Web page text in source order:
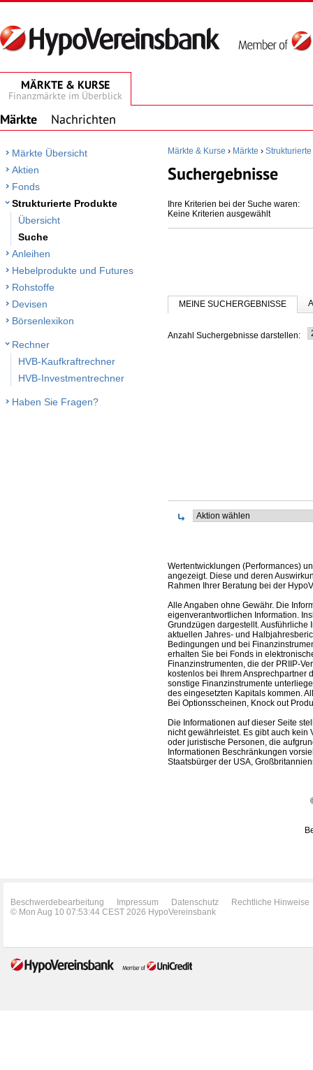
MÄRKTE & KURSE
Finanzmärkte im Überblick
Märkte Nachrichten
Märkte Übersicht
Aktien
Fonds
Strukturierte Produkte
Übersicht
Suche
Anleihen
Hebelprodukte und Futures
Rohstoffe
Devisen
Börsenlexikon
Rechner
HVB-Kaufkraftrechner
HVB-Investmentrechner
Haben Sie Fragen?
Märkte & Kurse › Märkte ›
Suchergebnisse
Ihre Kriterien bei der Suche waren:
Keine Kriterien ausgewählt
MEINE SUCHERGEBNISSE
Anzahl Suchergebnisse darstellen:
Wertentwicklungen (Performances)
angezeigt. Diese und deren
Rahmen Ihrer Beratung bei der
Alle Angaben ohne Gewähr. Die
eigenverantwortlichen Information.
Grundzügen dargestellt.
aktuellen Jahres- und
Bedingungen und bei
erhalten Sie bei Fonds in
Finanzinstrumenten, die der PRIIP-
kostenlos bei Ihrem Ansprechpartner
sonstige Finanzinstrumente
des eingesetzten Kapitals kommen.
Bei Optionsscheinen, Knock out
Die Informationen auf dieser Seite
nicht gewährleistet. Es gibt auch kein
oder juristische Personen, die
Informationen Beschränkungen
Staatsbürger der USA,
Beschwerdebearbeitung Impressum Datenschutz
Rechtliche Hinweise
© Mon Aug 10 07:53:44 CEST 2026 HypoVereinsbank